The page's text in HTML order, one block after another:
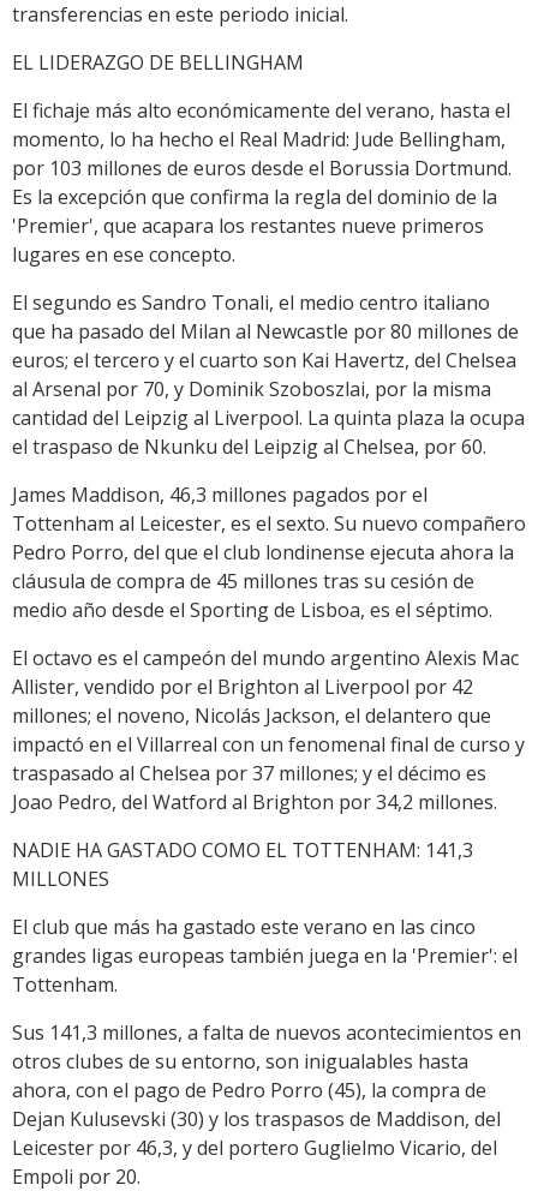
transferencias en este periodo inicial.
EL LIDERAZGO DE BELLINGHAM
El fichaje más alto económicamente del verano, hasta el
momento, lo ha hecho el Real Madrid: Jude Bellingham,
por 103 millones de euros desde el Borussia Dortmund.
Es la excepción que confirma la regla del dominio de la
'Premier', que acapara los restantes nueve primeros
lugares en ese concepto.
El segundo es Sandro Tonali, el medio centro italiano
que ha pasado del Milan al Newcastle por 80 millones de
euros; el tercero y el cuarto son Kai Havertz, del Chelsea
al Arsenal por 70, y Dominik Szoboszlai, por la misma
cantidad del Leipzig al Liverpool. La quinta plaza la ocupa
el traspaso de Nkunku del Leipzig al Chelsea, por 60.
James Maddison, 46,3 millones pagados por el
Tottenham al Leicester, es el sexto. Su nuevo compañero
Pedro Porro, del que el club londinense ejecuta ahora la
cláusula de compra de 45 millones tras su cesión de
medio año desde el Sporting de Lisboa, es el séptimo.
El octavo es el campeón del mundo argentino Alexis Mac
Allister, vendido por el Brighton al Liverpool por 42
millones; el noveno, Nicolás Jackson, el delantero que
impactó en el Villarreal con un fenomenal final de curso y
traspasado al Chelsea por 37 millones; y el décimo es
Joao Pedro, del Watford al Brighton por 34,2 millones.
NADIE HA GASTADO COMO EL TOTTENHAM: 141,3
MILLONES
El club que más ha gastado este verano en las cinco
grandes ligas europeas también juega en la 'Premier': el
Tottenham.
Sus 141,3 millones, a falta de nuevos acontecimientos en
otros clubes de su entorno, son inigualables hasta
ahora, con el pago de Pedro Porro (45), la compra de
Dejan Kulusevski (30) y los traspasos de Maddison, del
Leicester por 46,3, y del portero Guglielmo Vicario, del
Empoli por 20.